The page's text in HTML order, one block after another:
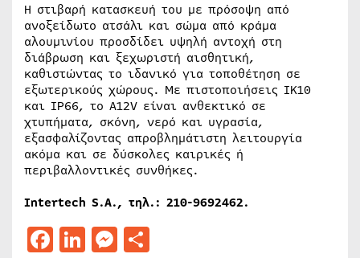
Η στιβαρή κατασκευή του με πρόσοψη από
ανοξείδωτο ατσάλι και σώμα από κράμα
αλουμινίου προσδίδει υψηλή αντοχή στη
διάβρωση και ξεχωριστή αισθητική,
καθιστώντας το ιδανικό για τοποθέτηση σε
εξωτερικούς χώρους. Με πιστοποιήσεις IK10
και IP66, το A12V είναι ανθεκτικό σε
χτυπήματα, σκόνη, νερό και υγρασία,
εξασφαλίζοντας απροβλημάτιστη λειτουργία
ακόμα και σε δύσκολες καιρικές ή
περιβαλλοντικές συνθήκες.
Intertech S.A., τηλ.: 210-9692462.
Facebook
LinkedIn
Messenger